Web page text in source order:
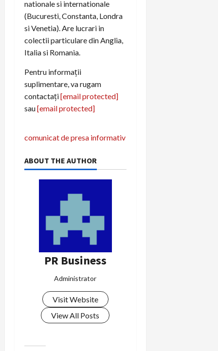
nationale si internationale
(Bucuresti, Constanta, Londra
si Venetia). Are lucrari in
colectii particulare din Anglia,
Italia si Romania.
Pentru informaţii
suplimentare, va rugam
contactaţi[email protected]
sau[email protected]
N
a
comunicat de presa informativ
ABOUT THE AUTHOR
PR Business
Administrator
Visit Website
View All Posts